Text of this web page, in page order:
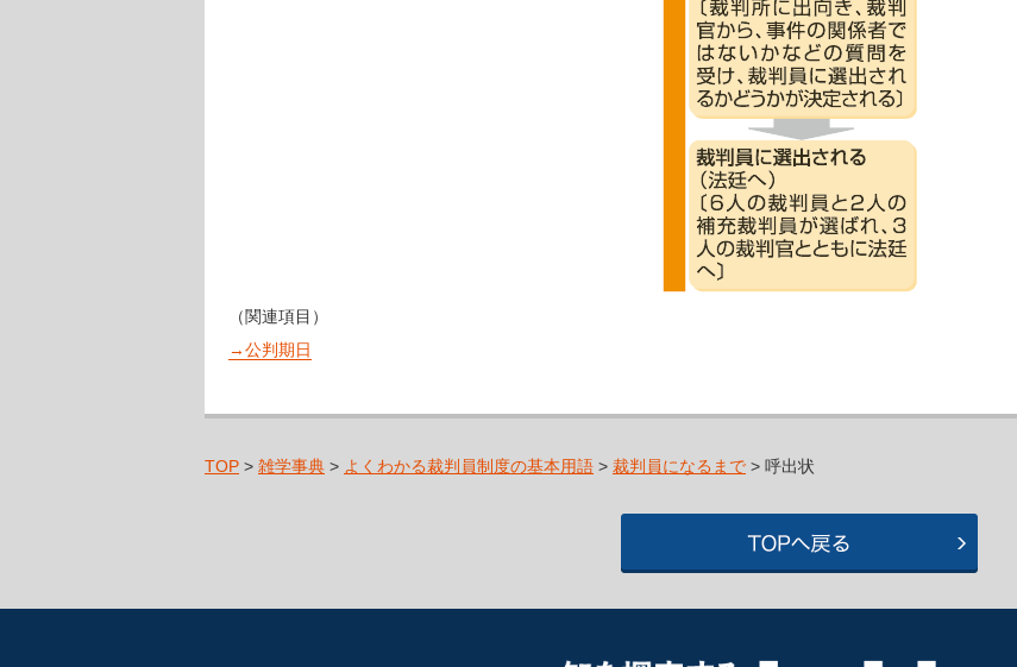
（関連項目）
→公判期日
TOP > 雑学事典 > よくわかる裁判員制度の基本用語 > 裁判員になるまで > 呼出状